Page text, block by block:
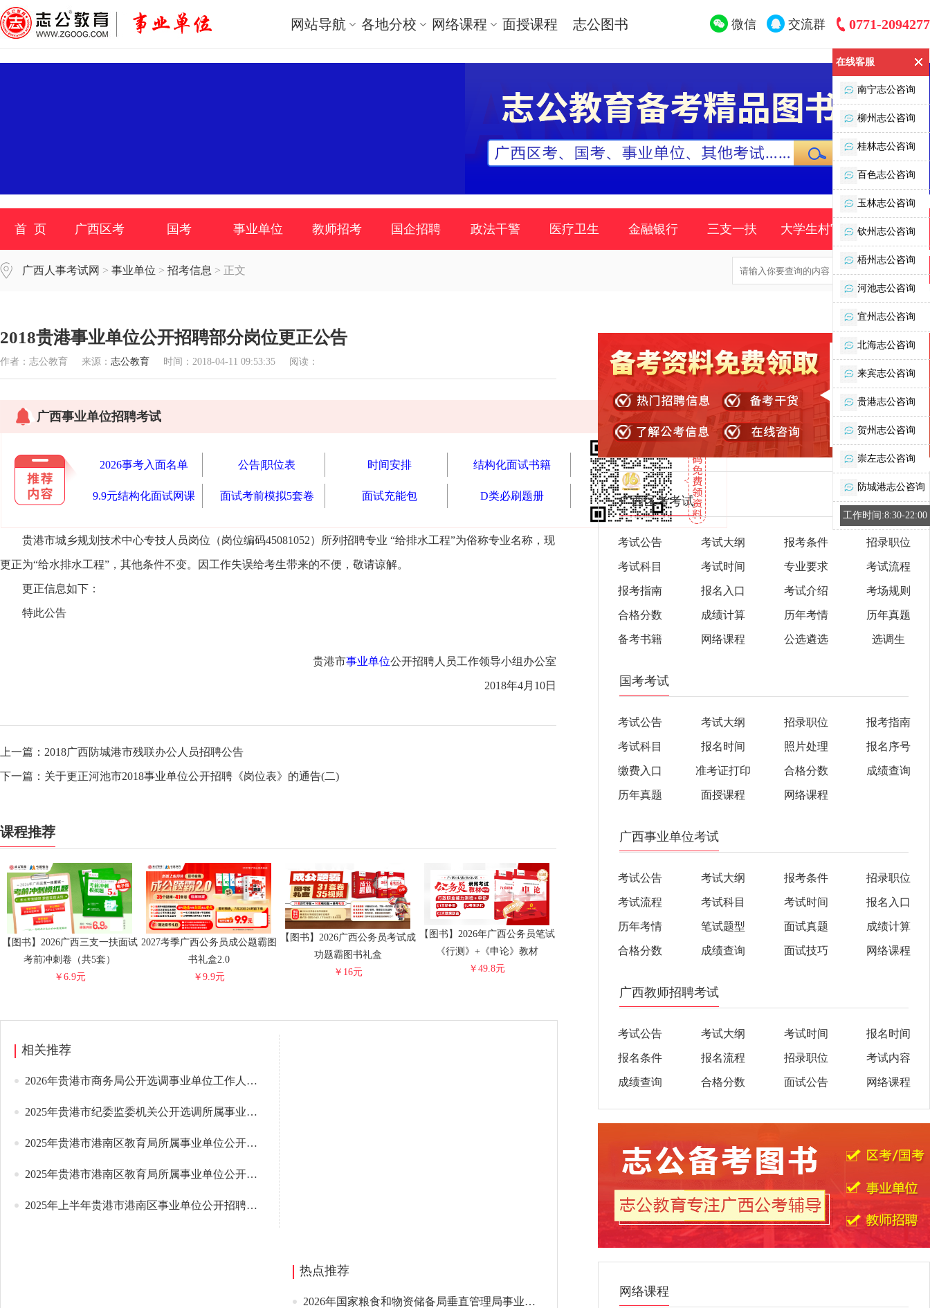
网站导航 各地分校 网络课程 面授课程 志公图书 微信 交流群 0771-2094277
首 页 广西区考 国考 事业单位 教师招考 国企招聘 政法干警 医疗卫生 金融银行 三支一扶 大学生村官 时事政策
广西人事考试网 > 事业单位 > 招考信息 > 正文
2018贵港事业单位公开招聘部分岗位更正公告
作者：志公教育 来源： 志公教育 时间：2018-04-11 09:53:35 阅读：
广西事业单位招聘考试
2026事考入面名单 公告|职位表 时间安排 结构化面试书籍
9.9元结构化面试网课 面试考前模拟5套卷 面试充能包 D类必刷题册
贵港市城乡规划技术中心专技人员岗位（岗位编码45081052）所列招聘专业 “给排水工程”为俗称专业名称，现
更正为“给水排水工程”，其他条件不变。因工作失误给考生带来的不便，敬请谅解。
更正信息如下：
特此公告
贵港市事业单位公开招聘人员工作领导小组办公室
2018年4月10日
上一篇： 2018广西防城港市残联办公人员招聘公告
下一篇： 关于更正河池市2018事业单位公开招聘《岗位表》的通告(二)
课程推荐
【图书】2026广西三支一扶面试
考前冲刺卷（共5套）
￥6.9元
2027考季广西公务员成公题霸图
书礼盒2.0
￥9.9元
【图书】2026广西公务员考试成
功题霸图书礼盒
￥16元
【图书】2026年广西公务员笔试
《行测》+《申论》教材
￥49.8元
相关推荐
2026年贵港市商务局公开选调事业单位工作人员的公告
2025年贵港市纪委监委机关公开选调所属事业单位工作人员的公告
2025年贵港市港南区教育局所属事业单位公开招调工作人员面试公告
2025年贵港市港南区教育局所属事业单位公开招调工作人员公告
2025年上半年贵港市港南区事业单位公开招聘工作人员体检公告
热点推荐
2026年国家粮食和物资储备局垂直管理局事业单位公开招聘工作人员223人
广西区考考试
考试公告 考试大纲 报考条件 招录职位
考试科目 考试时间 专业要求 考试流程
报考指南 报名入口 考试介绍 考场规则
合格分数 成绩计算 历年考情 历年真题
备考书籍 网络课程 公选遴选 选调生
国考考试
考试公告 考试大纲 招录职位 报考指南
考试科目 报名时间 照片处理 报名序号
缴费入口 准考证打印 合格分数 成绩查询
历年真题 面授课程 网络课程
广西事业单位考试
考试公告 考试大纲 报考条件 招录职位
考试流程 考试科目 考试时间 报名入口
历年考情 笔试题型 面试真题 成绩计算
合格分数 成绩查询 面试技巧 网络课程
广西教师招聘考试
考试公告 考试大纲 考试时间 报名时间
报名条件 报名流程 招录职位 考试内容
成绩查询 合格分数 面试公告 网络课程
网络课程
在线客服
南宁志公咨询
柳州志公咨询
桂林志公咨询
百色志公咨询
玉林志公咨询
钦州志公咨询
梧州志公咨询
河池志公咨询
宜州志公咨询
北海志公咨询
来宾志公咨询
贵港志公咨询
贺州志公咨询
崇左志公咨询
防城港志公咨询
工作时间:8:30-22:00